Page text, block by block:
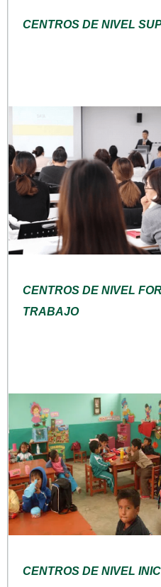
CENTROS DE NIVEL
CENTROS DE NIVEL
TRABAJO
CENTROS DE NIVEL